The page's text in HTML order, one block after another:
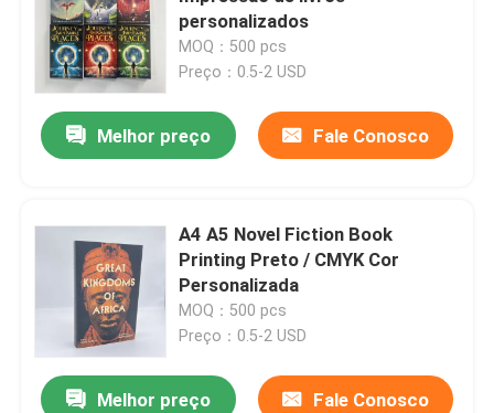
personalizados
MOQ：500 pcs
Preço：0.5-2 USD
Melhor preço Fale Conosco
A4 A5 Novel Fiction Book
Printing Preto / CMYK Cor
Personalizada
MOQ：500 pcs
Preço：0.5-2 USD
Melhor preço Fale Conosco